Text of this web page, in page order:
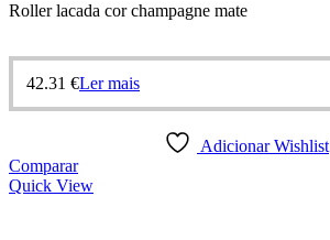
Roller lacada cor champagne mate
42.31 €Ler mais
Adicionar Wishlist
Comparar
Quick View